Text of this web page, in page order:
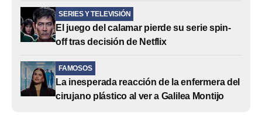
SERIES Y TELEVISIÓN
El juego del calamar pierde su serie spin-
off tras decisión de Netflix
FAMOSOS
La inesperada reacción de la enfermera del
cirujano plástico al ver a Galilea Montijo